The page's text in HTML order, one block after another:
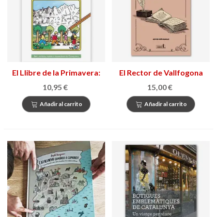
El Llibre de la Primavera:
Bloc d’activitats
creatives
10,95 €
Añadir al carrito
El Rector de Vallfogona
15,00 €
Añadir al carrito